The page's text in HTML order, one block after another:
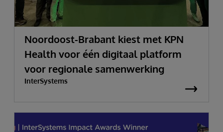
Noordoost-Brabant kiest met KPN
Health voor één digitaal platform
voor regionale samenwerking
InterSystems